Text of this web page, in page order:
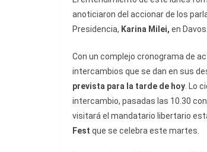
anoticiaron del accionar de los
Presidencia, Karina Milei, en Davos.
Con un complejo cronograma de
intercambios que se dan en sus
prevista para la tarde de hoy. Lo
intercambio, pasadas las 10.30
visitará el mandatario libertario
Fest que se celebra este martes.